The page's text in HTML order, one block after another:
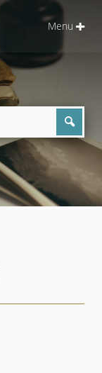
Menu